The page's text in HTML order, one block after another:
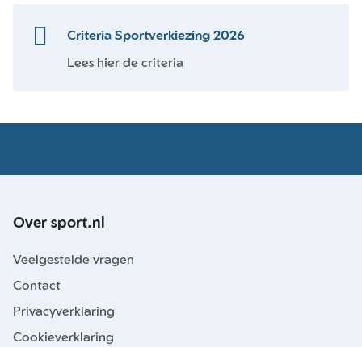
Criteria Sportverkiezing 2026
Lees hier de criteria
Over sport.nl
Veelgestelde vragen
Contact
Privacyverklaring
Cookieverklaring